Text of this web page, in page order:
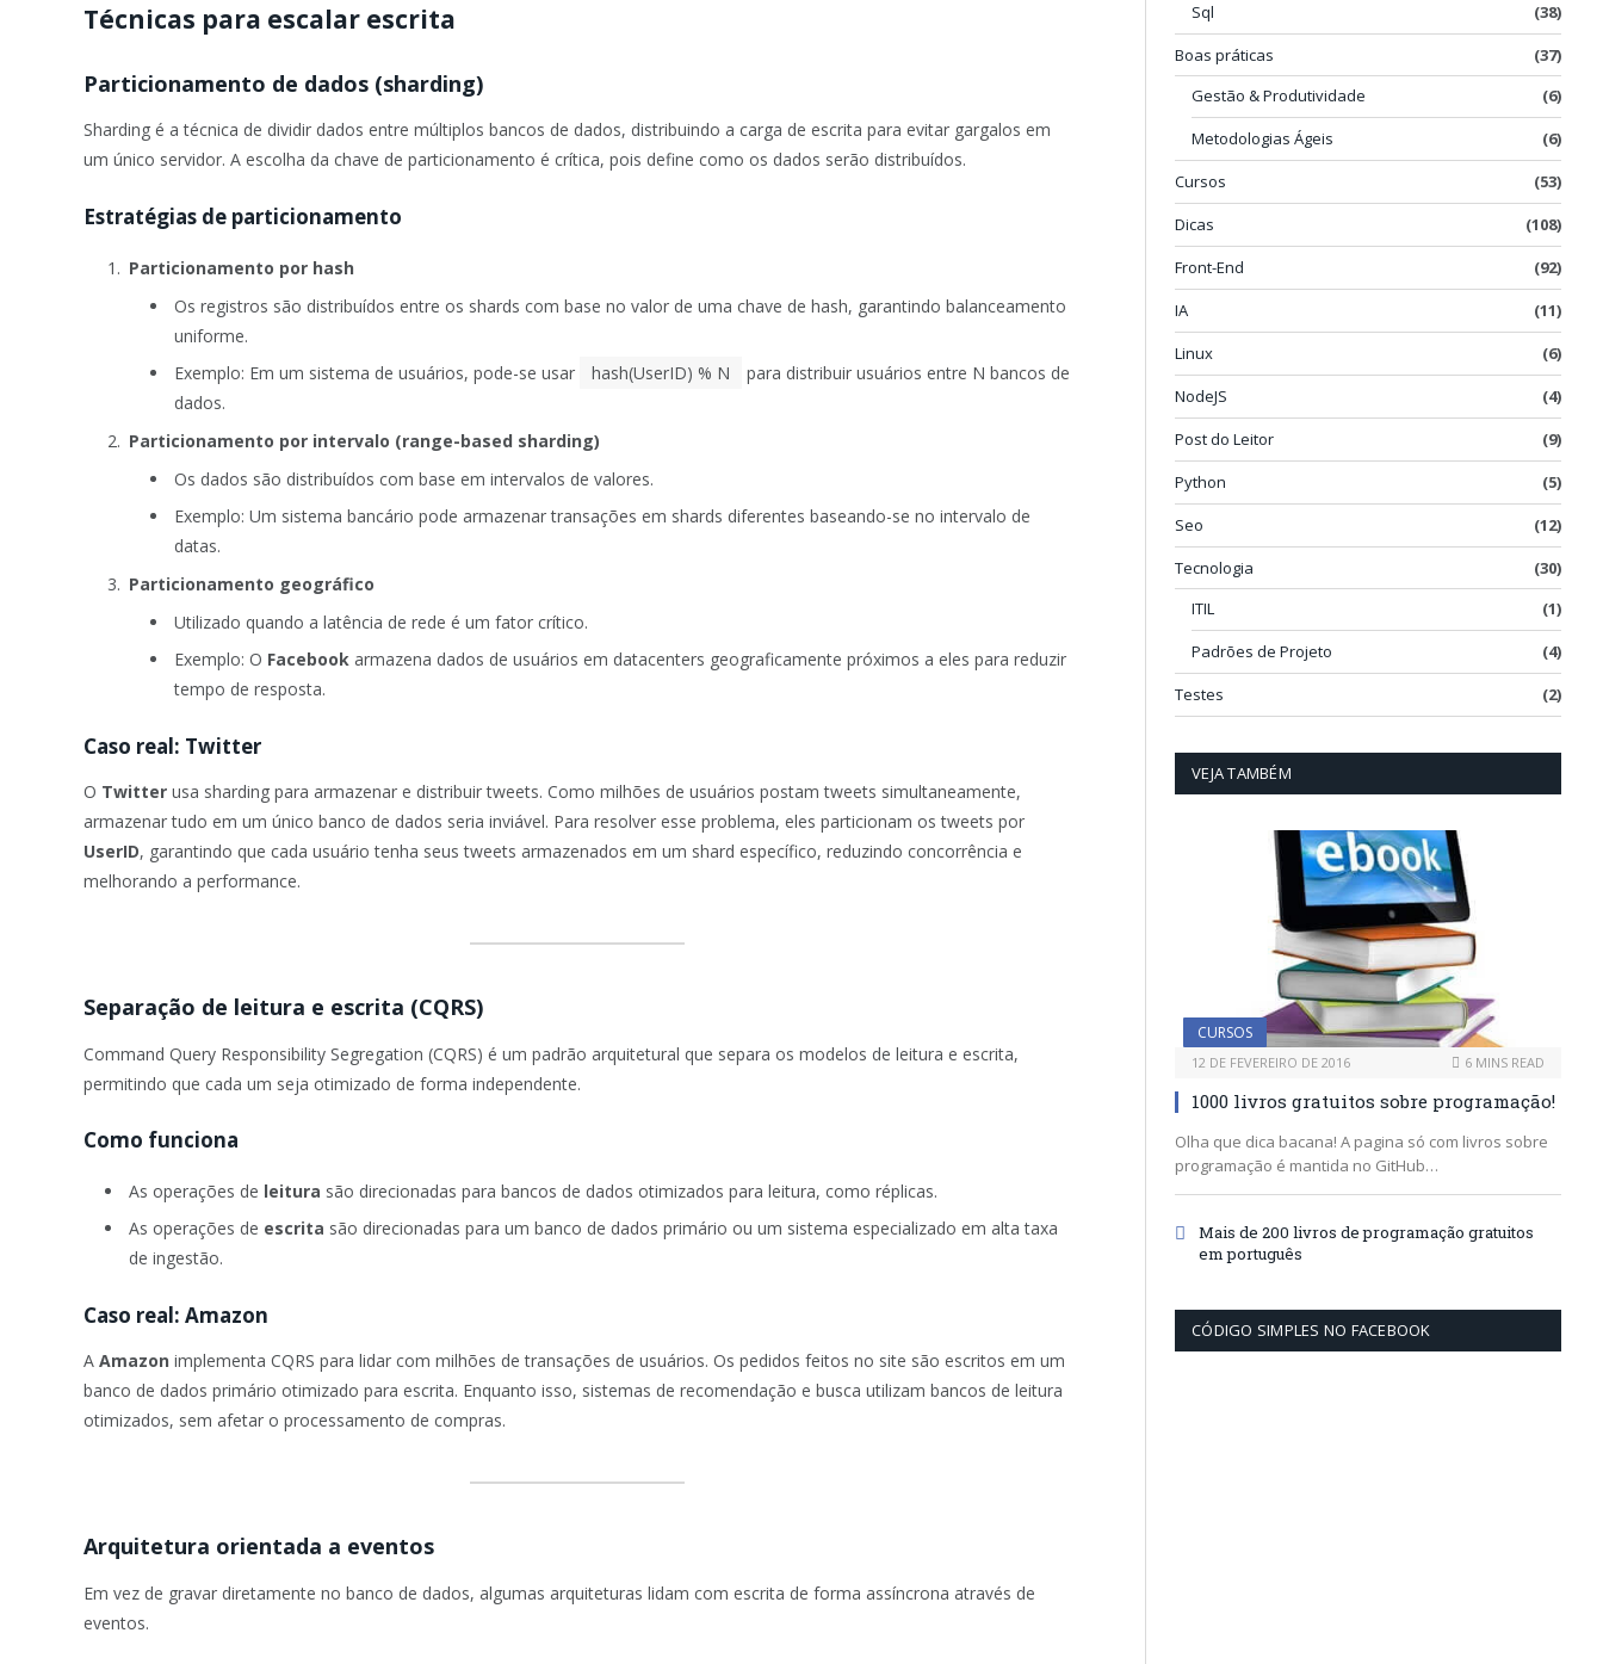
Técnicas para escalar escrita
Particionamento de dados (sharding)
Sharding é a técnica de dividir dados entre múltiplos bancos de dados, distribuindo a carga de escrita para evitar gargalos em
um único servidor. A escolha da chave de particionamento é crítica, pois define como os dados serão distribuídos.
Estratégias de particionamento
Particionamento por hash
Os registros são distribuídos entre os shards com base no valor de uma chave de hash, garantindo balanceamento
uniforme.
Exemplo: Em um sistema de usuários, pode-se usar
hash(UserID) % N
para distribuir usuários entre N bancos de
dados.
Particionamento por intervalo (range-based sharding)
Os dados são distribuídos com base em intervalos de valores.
Exemplo: Um sistema bancário pode armazenar transações em shards diferentes baseando-se no intervalo de
datas.
Particionamento geográfico
Utilizado quando a latência de rede é um fator crítico.
Exemplo: O Facebook armazena dados de usuários em datacenters geograficamente próximos a eles para reduzir
tempo de resposta.
Caso real: Twitter
O Twitter usa sharding para armazenar e distribuir tweets. Como milhões de usuários postam tweets simultaneamente,
armazenar tudo em um único banco de dados seria inviável. Para resolver esse problema, eles particionam os tweets por
UserID, garantindo que cada usuário tenha seus tweets armazenados em um shard específico, reduzindo concorrência e
melhorando a performance.
Separação de leitura e escrita (CQRS)
Command Query Responsibility Segregation (CQRS) é um padrão arquitetural que separa os modelos de leitura e escrita,
permitindo que cada um seja otimizado de forma independente.
Como funciona
As operações de leitura são direcionadas para bancos de dados otimizados para leitura, como réplicas.
As operações de escrita são direcionadas para um banco de dados primário ou um sistema especializado em alta taxa
de ingestão.
Caso real: Amazon
AAmazon implementa CQRS para lidar com milhões de transações de usuários. Os pedidos feitos no site são escritos em um
banco de dados primário otimizado para escrita. Enquanto isso, sistemas de recomendação e busca utilizam bancos de leitura
otimizados, sem afetar o processamento de compras.
Arquitetura orientada a eventos
Em vez de gravar diretamente no banco de dados, algumas arquiteturas lidam com escrita de forma assíncrona através de
eventos.
Sql
(38)
Boas práticas
(37)
Gestão & Produtividade
(6)
Metodologias Ágeis
(6)
Cursos
(53)
Dicas
(108)
Front-End
(92)
IA
(11)
Linux
(6)
NodeJS
(4)
Post do Leitor
(9)
Python
(5)
Seo
(12)
Tecnologia
(30)
ITIL
(1)
Padrões de Projeto
(4)
Testes
(2)
VEJA TAMBÉM
CURSOS
12 DE FEVEREIRO DE 2016 6 MINS READ
1000 livros gratuitos sobre programação!
Olha que dica bacana! A pagina só com livros sobre
programação é mantida no GitHub…
Mais de 200 livros de programação gratuitos
em português
CÓDIGO SIMPLES NO FACEBOOK